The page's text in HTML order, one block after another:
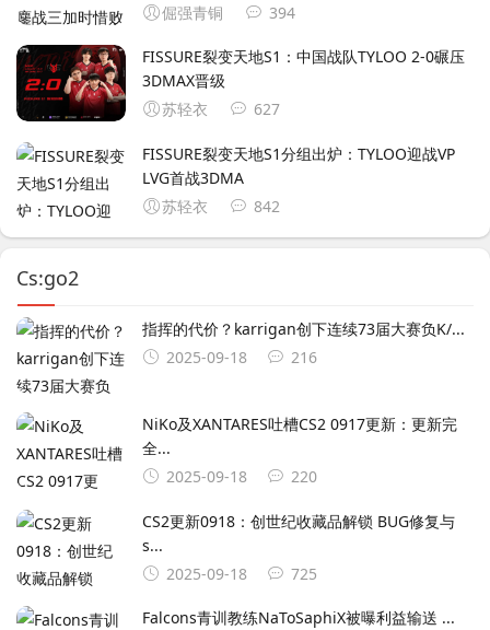
倔强青铜
394
FISSURE裂变天地S1：中国战队TYLOO 2-0碾压
3DMAX晋级
苏轻衣
627
FISSURE裂变天地S1分组出炉：TYLOO迎战VP
LVG首战3DMA
苏轻衣
842
Cs:go2
指挥的代价？karrigan创下连续73届大赛负K/...
2025-09-18
216
NiKo及XANTARES吐槽CS2 0917更新：更新完
全...
2025-09-18
220
CS2更新0918：创世纪收藏品解锁 BUG修复与
s...
2025-09-18
725
Falcons青训教练NaToSaphiX被曝利益输送 ...